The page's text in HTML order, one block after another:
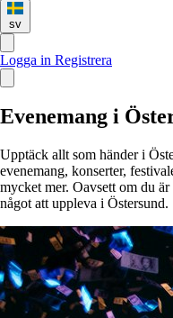
sv
Logga in Registrera
Evenemang i
Upptäck allt som händer i
evenemang, konserter,
mycket mer. Oavsett om du
något att uppleva i Östersund.